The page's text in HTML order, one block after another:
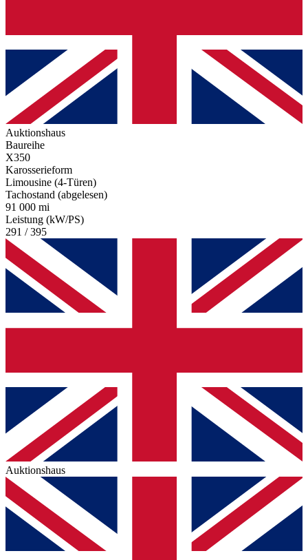
Auktionshaus
Baureihe
X350
Karosserieform
Limousine (4-Türen)
Tachostand (abgelesen)
91 000 mi
Leistung (kW/PS)
291 / 395
Auktionshaus